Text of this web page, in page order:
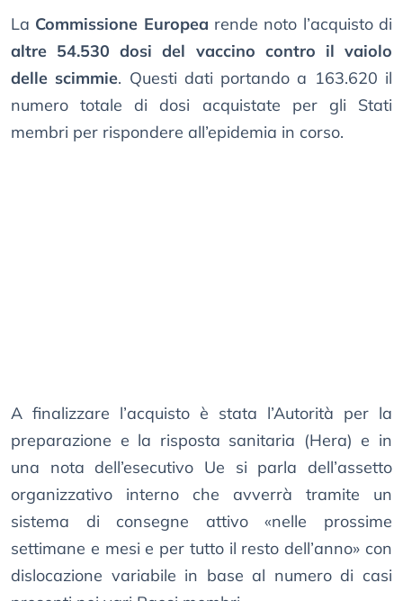
La Commissione Europea rende noto l’acquisto di
altre 54.530 dosi del vaccino contro il vaiolo
delle scimmie. Questi dati portando a 163.620 il
numero totale di dosi acquistate per gli Stati
membri per rispondere all’epidemia in corso.
A finalizzare l’acquisto è stata l’Autorità per la
preparazione e la risposta sanitaria (Hera) e in
una nota dell’esecutivo Ue si parla dell’assetto
organizzativo interno che avverrà tramite un
sistema di consegne attivo «nelle prossime
settimane e mesi e per tutto il resto dell’anno» con
dislocazione variabile in base al numero di casi